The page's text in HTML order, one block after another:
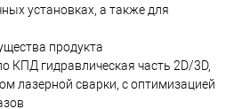
установках, а также для
продукта
КПД гидравлическая часть 2D/3D,
лазерной сварки, с оптимизацией